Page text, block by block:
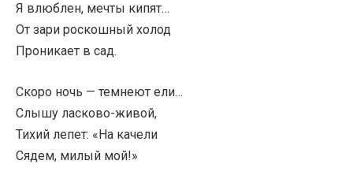
Я влюблен, мечты кипят…
От зари роскошный холод
Проникает в сад.
Скоро ночь — темнеют ели…
Слышу ласково-живой,
Тихий лепет: «На качели
Сядем, милый мой!»